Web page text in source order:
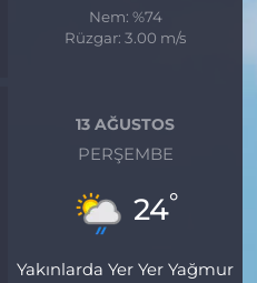
Nem: %74
Rüzgar: 3.00 m/s
13 AĞUSTOS
PERŞEMBE
24°
Yakınlarda Yer Yer Yağmur